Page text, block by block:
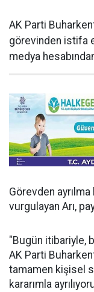
AK Parti
görevinden istifa
medya
Görevden
vurgulayan Arı,
"Bugün itibariyle,
AK Parti
tamamen kişisel
kararımla